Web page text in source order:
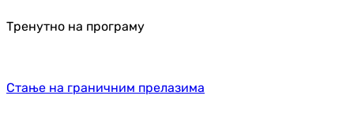
Тренутно на програму
Стање на граничним прелазима